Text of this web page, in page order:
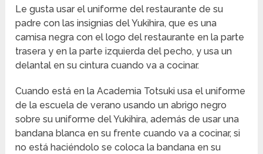
Le gusta usar el uniforme del restaurante de su
padre con las insignias del Yukihira, que es una
camisa negra con el logo del restaurante en la parte
trasera y en la parte izquierda del pecho, y usa un
delantal en su cintura cuando va a cocinar.
Cuando está en la Academia Totsuki usa el uniforme
de la escuela de verano usando un abrigo negro
sobre su uniforme del Yukihira, además de usar una
bandana blanca en su frente cuando va a cocinar, si
no está haciéndolo se coloca la bandana en su